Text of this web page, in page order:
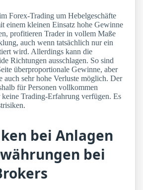
Forex-Trading um Hebelgeschäfte
einem kleinen Einsatz hohe Gewinne
profitieren Trader in vollem Maße
auch wenn tatsächlich nur ein
wird. Allerdings kann die
Richtungen ausschlagen. So sind
überproportionale Gewinne, aber
auch sehr hohe Verluste möglich. Der
für Personen vollkommen
keine Trading-Erfahrung verfügen. Es
bei Anlagen
bei